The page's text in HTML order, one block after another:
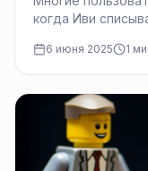
когда Иви
6 июня 2025 1